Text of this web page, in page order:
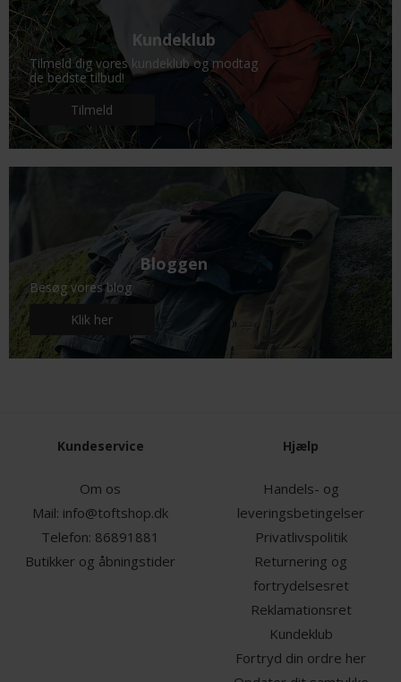
Kundeklub
Tilmeld dig vores kundeklub og modtag
de bedste tilbud!
Tilmeld
Bloggen
Besøg vores blog
Klik her
Kundeservice
Om os
Mail: info@toftshop.dk
Telefon: 86891881
Butikker og åbningstider
Hjælp
Handels- og
leveringsbetingelser
Privatlivspolitik
Returnering og
fortrydelsesret
Reklamationsret
Kundeklub
Fortryd din ordre her